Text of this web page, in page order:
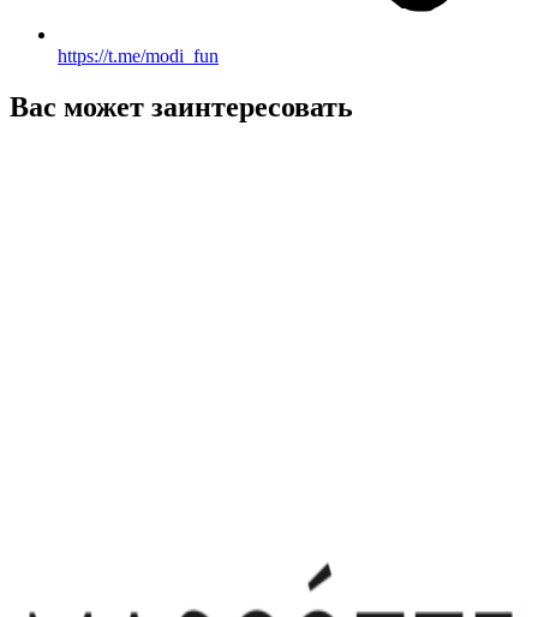
https://t.me/modi_fun
Вас может заинтересовать